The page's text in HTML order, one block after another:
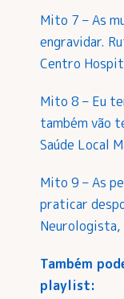
Mito 7 – As
engravidar.
Centro
Mito 8 – Eu
também vão
Saúde Local
Mito 9 – As
praticar
Também
playlist: